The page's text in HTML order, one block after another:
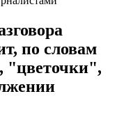
по словам
"цветочки",